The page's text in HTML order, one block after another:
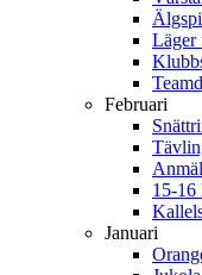
Läger
Februari
15-16
Januari